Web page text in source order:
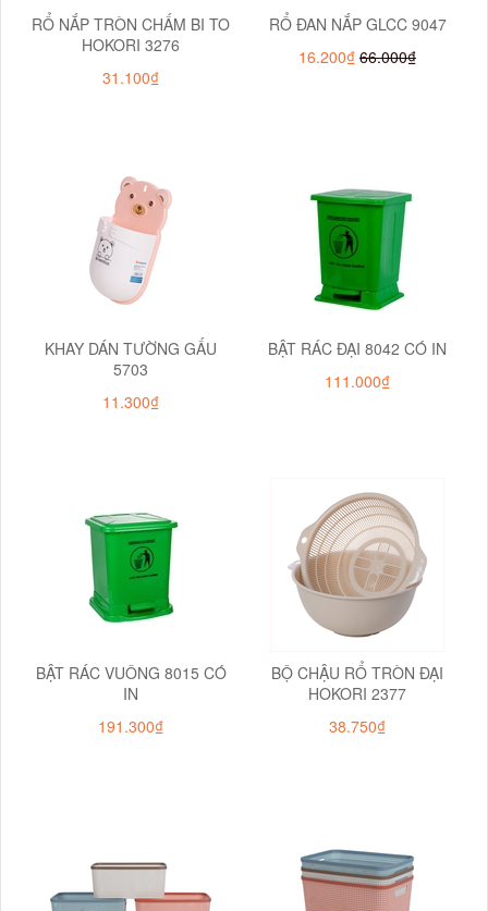
RỔ NẮP TRÒN CHẤM BI TO
HOKORI 3276
31.100₫
RỔ ĐAN NẮP GLCC 9047
16.200₫ 66.000₫
KHAY DÁN TƯỜNG GẤU
5703
11.300₫
BẬT RÁC ĐẠI 8042 CÓ IN
111.000₫
BẬT RÁC VUÔNG 8015 CÓ
IN
191.300₫
BỘ CHẬU RỔ TRÒN ĐẠI
HOKORI 2377
38.750₫